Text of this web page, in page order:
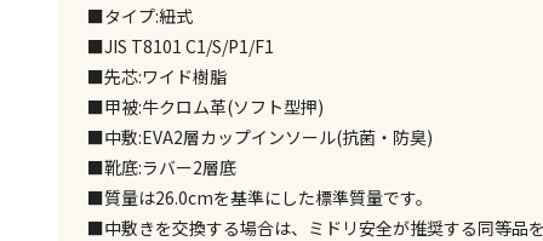
■タイプ:紐式
■JIS T8101 C1/S/P1/F1
■先芯:ワイド樹脂
■甲被:牛クロム革(ソフト型押)
■中敷:EVA2層カップインソール(抗菌・防臭)
■靴底:ラバー2層底
■質量は26.0cmを基準にした標準質量です。
■中敷きを交換する場合は、ミドリ安全が推奨する同等